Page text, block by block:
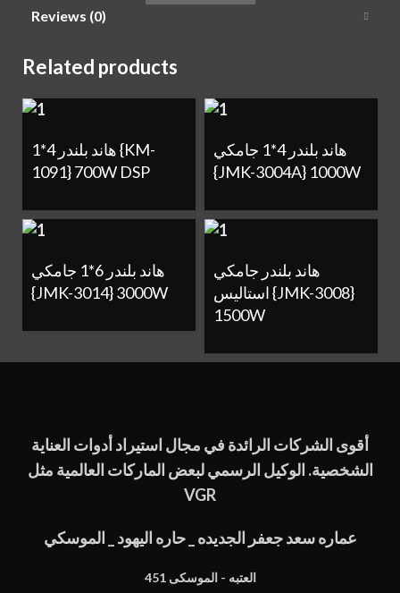
Reviews (0)
Related products
هاند بلندر 4*1 {KM-
1091} 700W DSP
هاند بلندر 4*1 جامكي
{JMK-3004A} 1000W
هاند بلندر 6*1 جامكي
{JMK-3014} 3000W
هاند بلندر جامكي
استاليس {JMK-3008}
1500W
أقوى الشركات الرائدة في مجال استيراد أدوات العناية
الشخصية. الوكيل الرسمي لبعض الماركات العالمية مثل
VGR
عماره سعد جعفر الجديده _ حاره اليهود _ الموسكي
451 العتبه - الموسكى